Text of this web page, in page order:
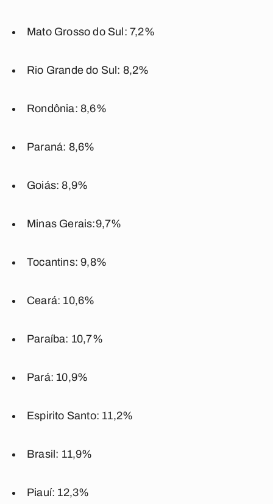
Mato Grosso do Sul: 7,2%
Rio Grande do Sul: 8,2%
Rondônia: 8,6%
Paraná: 8,6%
Goiás: 8,9%
Minas Gerais:9,7%
Tocantins: 9,8%
Ceará: 10,6%
Paraíba: 10,7%
Pará: 10,9%
Espirito Santo: 11,2%
Brasil: 11,9%
Piauí: 12,3%